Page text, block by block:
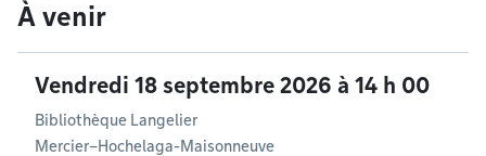
À venir
Vendredi 18 septembre 2026 à 14 h 00
Bibliothèque Langelier
Mercier–Hochelaga-Maisonneuve